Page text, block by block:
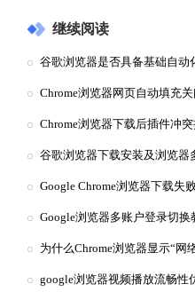
继续阅读
谷歌浏览器是否具备基础自动
Chrome浏览器网页自动填充
Chrome浏览器下载后插件冲
谷歌浏览器下载安装及浏览器
Google Chrome浏览器下载失
Google浏览器多账户登录切换
为什么Chrome浏览器显示“网
google浏览器视频播放流畅性